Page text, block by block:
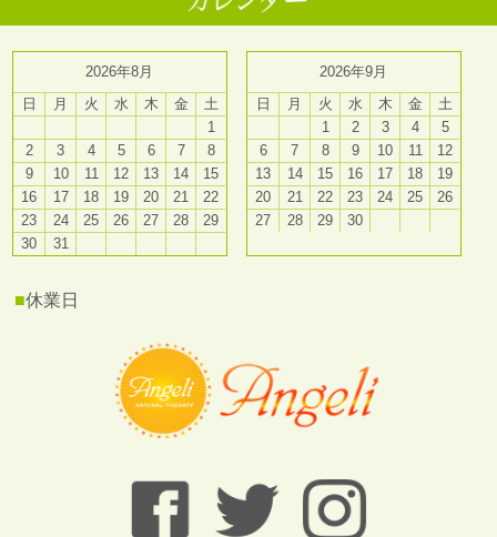
2026年8月
日
月 火 水 木 金
土
1
2
3 4 5 6 7
8
9
10 11 12 13 14
15
16
17 18 19 20 21
22
23
24 25 26 27 28
29
30
31
2026年9月
日
月 火 水 木 金
土
1
2 3 4
5
6
7 8 9 10 11
12
13
14 15 16 17 18
19
20
21 22 23 24 25
26
27
28 29 30
■休業日